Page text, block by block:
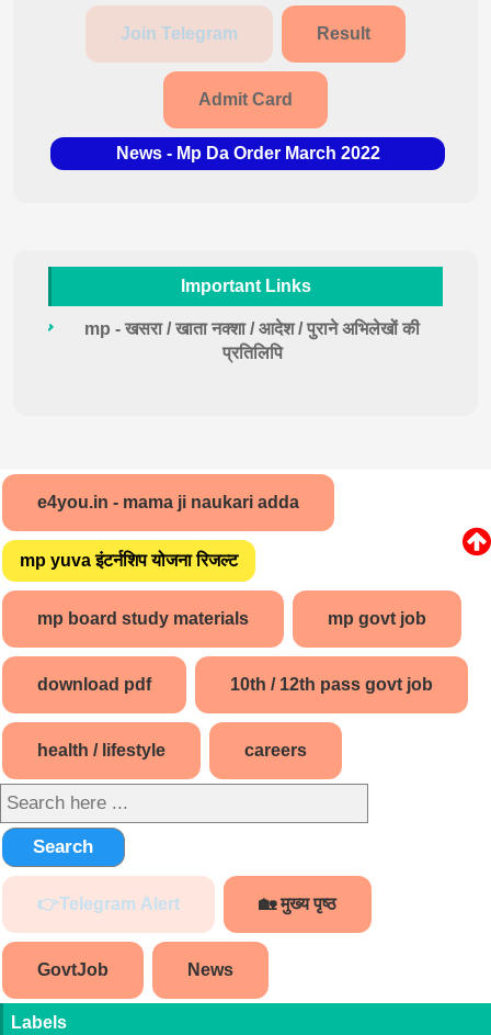
Join Telegram Result
Admit Card
News - Mp Da Order March 2022
Important Links
mp - खसरा / खाता नक्शा / आदेश / पुराने अभिलेखों की
प्रतिलिपि
e4you.in - mama ji naukari adda
mp yuva इंटर्नशिप योजना रिजल्ट
mp board study materials mp govt job
download pdf 10th / 12th pass govt job
health / lifestyle careers
Search
👉Telegram Alert 🏡 मुख्य पृष्ठ
GovtJob News
Labels